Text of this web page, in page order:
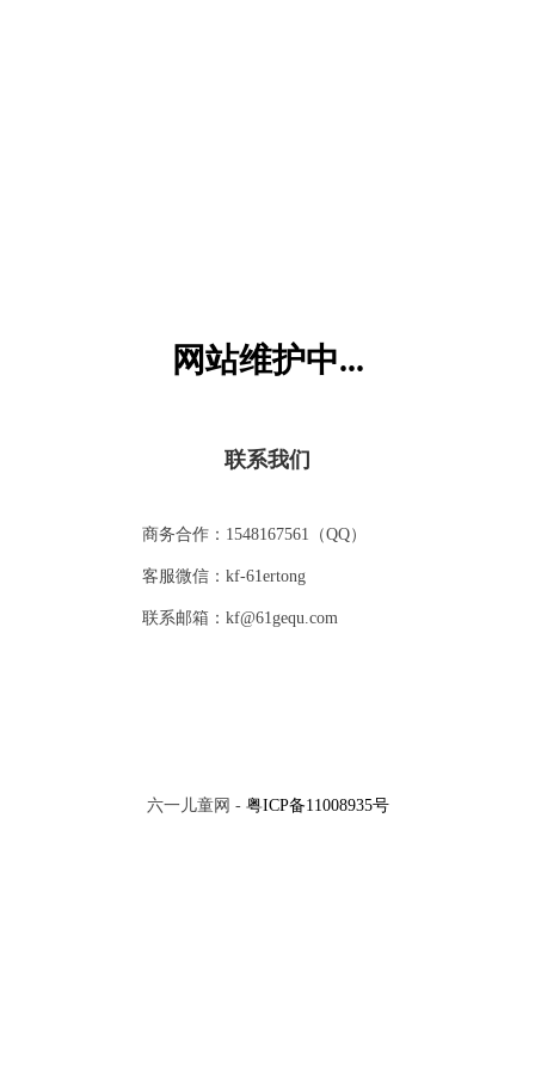
网站维护中...
联系我们
商务合作：1548167561（QQ）
客服微信：kf-61ertong
联系邮箱：kf@61gequ.com
六一儿童网 - 粤ICP备11008935号